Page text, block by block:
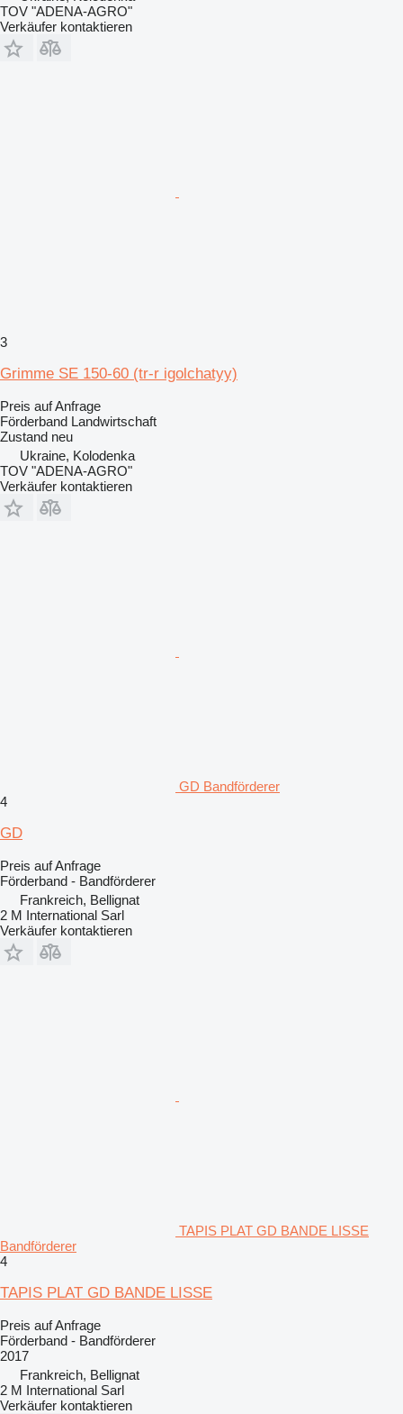
TOV "ADENA-AGRO"
Verkäufer kontaktieren
3
Grimme SE 150-60 (tr-r igolchatyy)
Preis auf Anfrage
Förderband Landwirtschaft
Zustand neu
Ukraine, Kolodenka
TOV "ADENA-AGRO"
Verkäufer kontaktieren
GD Bandförderer
4
GD
Preis auf Anfrage
Förderband - Bandförderer
Frankreich, Bellignat
2 M International Sarl
Verkäufer kontaktieren
TAPIS PLAT GD BANDE LISSE
Bandförderer
4
TAPIS PLAT GD BANDE LISSE
Preis auf Anfrage
Förderband - Bandförderer
2017
Frankreich, Bellignat
2 M International Sarl
Verkäufer kontaktieren